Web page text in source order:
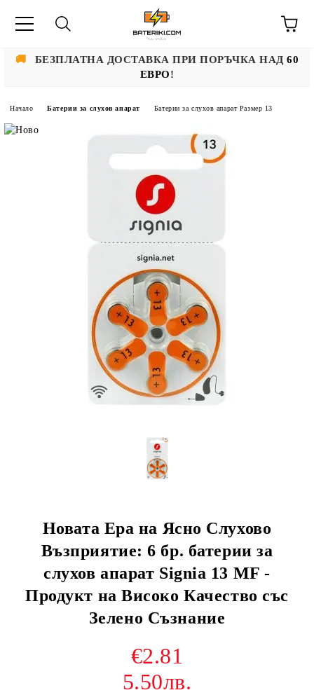
🚚 БЕЗПЛАТНА ДОСТАВКА ПРИ ПОРЪЧКА НАД60
ЕВРО!
Начало Батерии за слухов апарат Батерии за слухов апарат Размер 13
Новата Ера на Ясно Слухово
Възприятие: 6 бр. батерии за
слухов апарат Signia 13 MF -
Продукт на Високо Качество със
Зелено Съзнание
€2.81
5.50лв.